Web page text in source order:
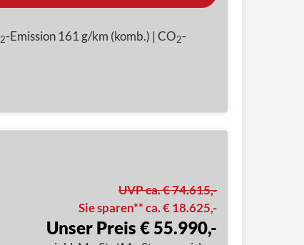
2-Emission 161 g/km (komb.) | CO2-
UVP ca. € 74.615,-
Sie sparen** ca. € 18.625,-
Unser Preis € 55.990,-